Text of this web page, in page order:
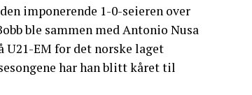
imponerende 1-0-seieren over
ble sammen med Antonio Nusa
EM for det norske laget
har han blitt kåret til